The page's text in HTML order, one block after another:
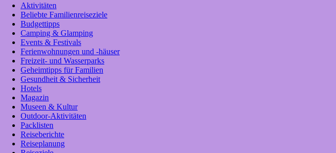
Aktivitäten
Beliebte Familienreiseziele
Budgettipps
Camping & Glamping
Events & Festivals
Ferienwohnungen und -häuser
Freizeit- und Wasserparks
Geheimtipps für Familien
Gesundheit & Sicherheit
Hotels
Magazin
Museen & Kultur
Outdoor-Aktivitäten
Packlisten
Reiseberichte
Reiseplanung